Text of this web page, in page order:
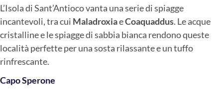
L’Isola di Sant’Antioco vanta una serie di spiagge
incantevoli, tra cui MaladroxiaeCoaquaddus. Le acque
cristalline e le spiagge di sabbia bianca rendono queste
località perfette per una sosta rilassante e un tuffo
rinfrescante.
Capo Sperone